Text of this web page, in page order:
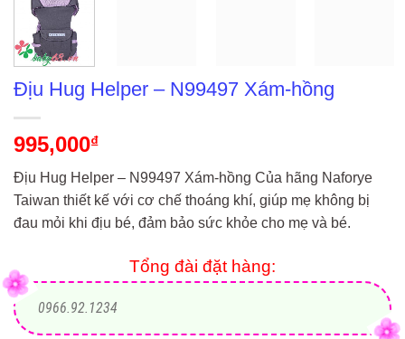
Địu Hug Helper – N99497 Xám-hồng
995,000₫
Địu Hug Helper – N99497 Xám-hồng Của hãng Naforye
Taiwan thiết kế với cơ chế thoáng khí, giúp mẹ không bị
đau mỏi khi địu bé, đảm bảo sức khỏe cho mẹ và bé.
Tổng đài đặt hàng:
0966.92.1234